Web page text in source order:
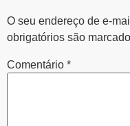
O seu endereço de e-
obrigatórios são
Comentário *